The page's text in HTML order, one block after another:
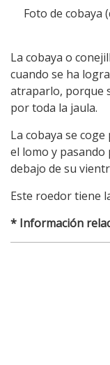
Foto de cobaya
La cobaya o
cuando se ha
atraparlo, porque
por toda la jaula.
La cobaya se
el lomo y
debajo de su
Este roedor tiene
* Información